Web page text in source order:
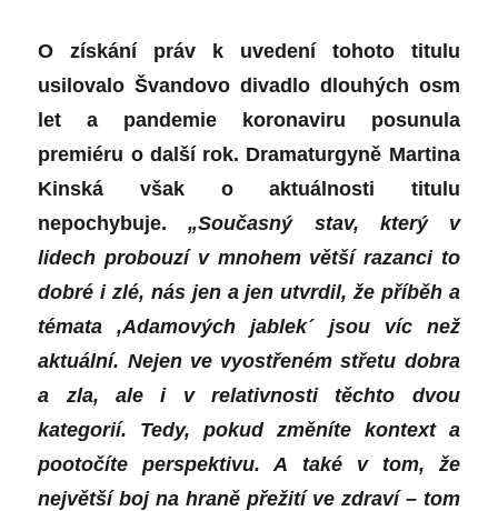
O získání práv k uvedení tohoto titulu
usilovalo Švandovo divadlo dlouhých osm
let a pandemie koronaviru posunula
premiéru o další rok. Dramaturgyně Martina
Kinská však o aktuálnosti titulu
nepochybuje.„Současný stav, který v
lidech probouzí v mnohem větší razanci to
dobré i zlé, nás jen a jen utvrdil, že příběh a
témata ,Adamových jablek´ jsou víc než
aktuální. Nejen ve vyostřeném střetu dobra
a zla, ale i v relativnosti těchto dvou
kategorií. Tedy, pokud změníte kontext a
pootočíte perspektivu. A také v tom, že
největší boj na hraně přežití ve zdraví – tom